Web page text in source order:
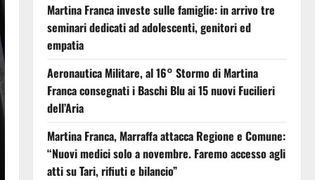
Martina Franca investe sulle famiglie: in arrivo tre
seminari dedicati ad adolescenti, genitori ed
empatia
Aeronautica Militare, al 16° Stormo di Martina
Franca consegnati i Baschi Blu ai 15 nuovi Fucilieri
dell’Aria
Martina Franca, Marraffa attacca Regione e Comune:
“Nuovi medici solo a novembre. Faremo accesso agli
atti su Tari, rifiuti e bilancio”